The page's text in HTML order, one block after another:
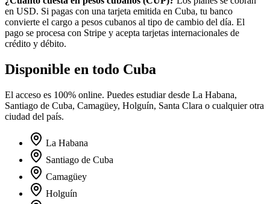
en USD. Si pagas con una tarjeta emitida en Cuba, tu banco
convierte el cargo a pesos cubanos al tipo de cambio del día. El
pago se procesa con Stripe y acepta tarjetas internacionales de
crédito y débito.
Disponible en todo Cuba
El acceso es 100% online. Puedes estudiar desde La Habana,
Santiago de Cuba, Camagüey, Holguín, Santa Clara o cualquier otra
ciudad del país.
La Habana
Santiago de Cuba
Camagüey
Holguín